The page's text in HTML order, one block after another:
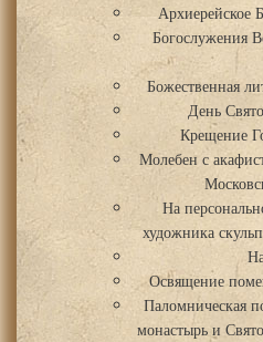
Архиерейское
Богослужения
Божественная
День
Крещение
Молебен с
На
художника
Освящение
Паломническая
монастырь и